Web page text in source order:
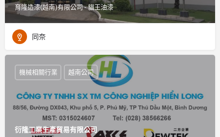
育隆造漆(越南)有限公司 - 貓王油漆
同奈
衍隆工業生產貿易有限公司
機械相關行業 越南公司